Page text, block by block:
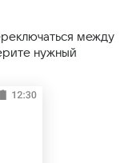
между
нужный